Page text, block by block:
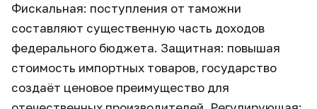
Фискальная: поступления от таможни
составляют существенную часть доходов
федерального бюджета. Защитная: повышая
стоимость импортных товаров, государство
создаёт ценовое преимущество для